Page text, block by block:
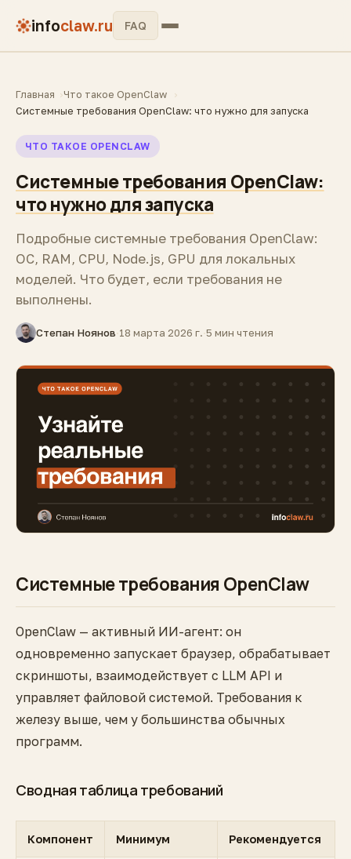
infoclaw.ru FAQ
Главная
Что такое OpenClaw
Системные требования OpenClaw: что нужно для запуска
ЧТО ТАКОЕ OPENCLAW
Системные требования OpenClaw:
что нужно для запуска
Подробные системные требования OpenClaw:
ОС, RAM, CPU, Node.js, GPU для локальных
моделей. Что будет, если требования не
выполнены.
Степан Ноянов·18 марта 2026 г.·5 мин чтения
Системные требования OpenClaw
OpenClaw — активный ИИ-агент: он
одновременно запускает браузер, обрабатывает
скриншоты, взаимодействует с LLM API и
управляет файловой системой. Требования к
железу выше, чем у большинства обычных
программ.
Сводная таблица требований
Компонент Минимум Рекомендуется